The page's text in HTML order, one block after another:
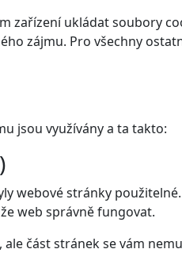
zařízení ukládat soubory
zájmu. Pro všechny
jsou využívány a ta takto:
webové stránky
web správně fungovat.
ale část stránek se vám